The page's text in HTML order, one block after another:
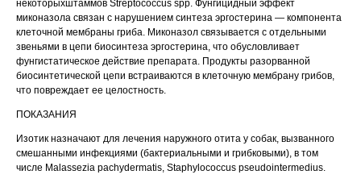
некоторыхштаммов Streptococcus spp. Фунгицидный эффект
миконазола связан с нарушением синтеза эргостерина — компонента
клеточной мембраны гриба. Миконазол связывается с отдельными
звеньями в цепи биосинтеза эргостерина, что обусловливает
фунгистатическое действие препарата. Продукты разорванной
биосинтетической цепи встраиваются в клеточную мембрану грибов,
что повреждает ее целостность.
ПОКАЗАНИЯ
Изотик назначают для лечения наружного отита у собак, вызванного
смешанными инфекциями (бактериальными и грибковыми), в том
числе Malassezia pachydermatis, Staphylococcus pseudointermedius.